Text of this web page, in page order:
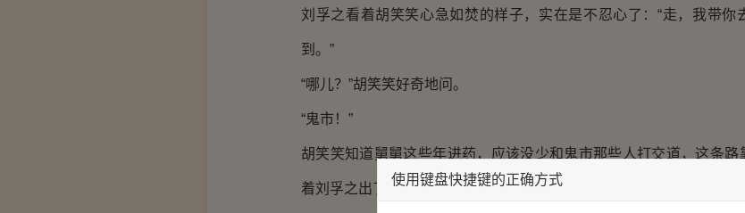
刘孚之看着胡笑笑心急如焚的样子，实在是不忍心了：“走，我带你
到。”
“哪儿？”胡笑笑好奇地问。
“鬼市！”
胡笑笑知道舅舅这些年进药，应该没少和鬼市那些人打交道，这条
着刘孚之出了“汉家药肆”，直奔松寥山。
使用键盘快捷键的正确方式